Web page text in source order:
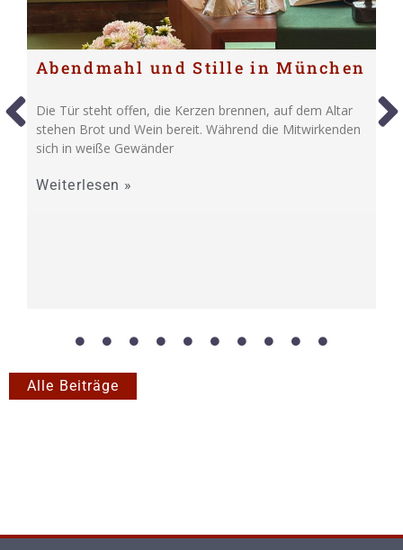
Abendmahl und Stille in München
Die Tür steht offen, die Kerzen brennen, auf dem Altar
stehen Brot und Wein bereit. Während die Mitwirkenden
sich in weiße Gewänder
Weiterlesen »
Alle Beiträge